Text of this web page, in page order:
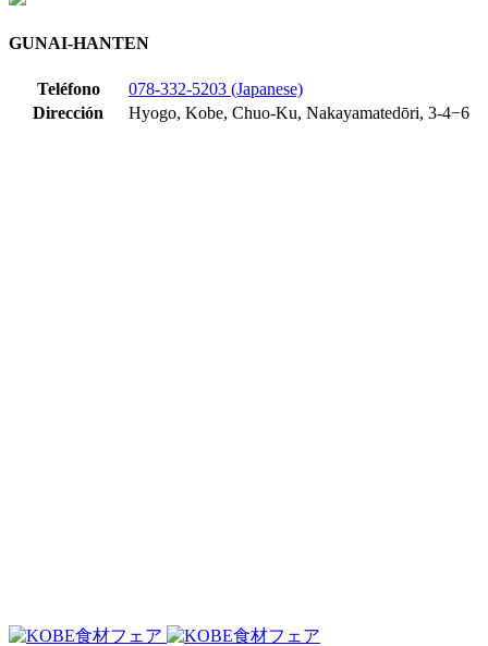
GUNAI-HANTEN
Teléfono
078-332-5203 (Japanese)
Dirección
Hyogo, Kobe, Chuo-Ku, Nakayamatedōri, 3-4−6